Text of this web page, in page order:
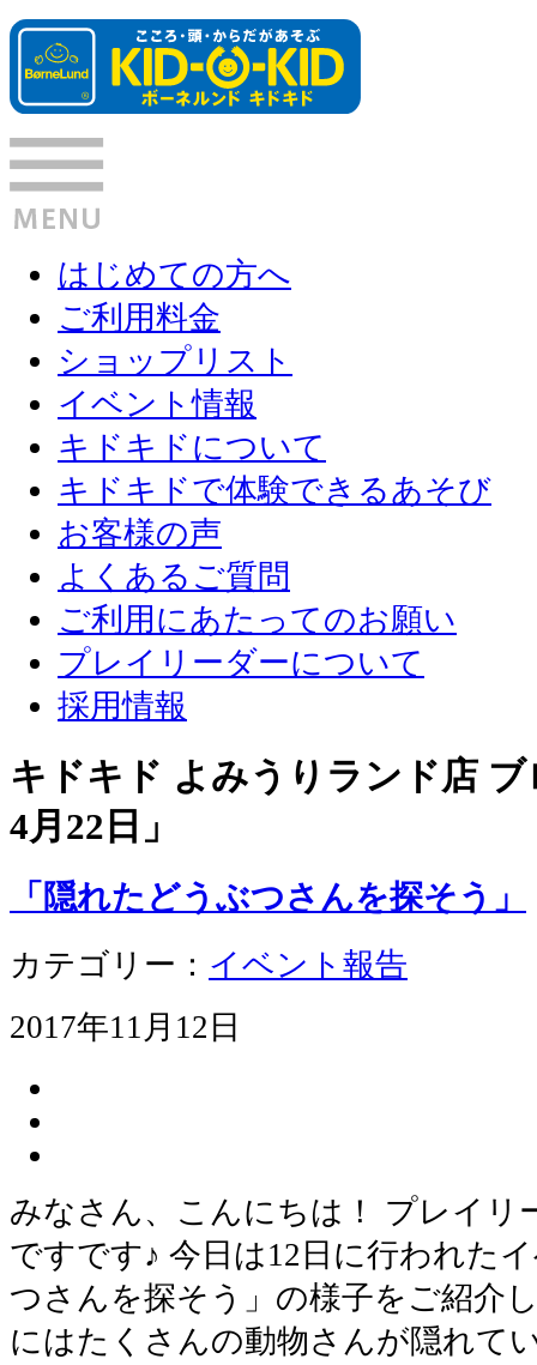
はじめての方へ
ご利用料金
ショップリスト
イベント情報
キドキドについて
キドキドで体験できるあそび
お客様の声
よくあるご質問
ご利用にあたってのお願い
プレイリーダーについて
採用情報
キドキド よみうりランド店
4月22日 」
「隠れたどうぶつさんを探そう」
カテゴリー： イベント報告
2017年11月12日
みなさん、こんにちは！ プレイリ
ですです♪ 今日は12日に行われた
つさんを探そう」の様子をご紹介
にはたくさんの動物さんが隠れて